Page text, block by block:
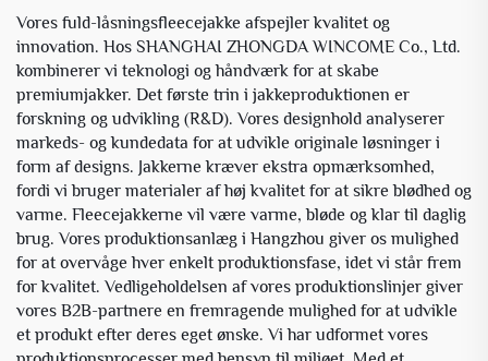
Vores fuld-låsningsfleecejakke afspejler kvalitet og
innovation. Hos SHANGHAI ZHONGDA WINCOME Co., Ltd.
kombinerer vi teknologi og håndværk for at skabe
premiumjakker. Det første trin i jakkeproduktionen er
forskning og udvikling (R&D). Vores designhold analyserer
markeds- og kundedata for at udvikle originale løsninger i
form af designs. Jakkerne kræver ekstra opmærksomhed,
fordi vi bruger materialer af høj kvalitet for at sikre blødhed og
varme. Fleecejakkerne vil være varme, bløde og klar til daglig
brug. Vores produktionsanlæg i Hangzhou giver os mulighed
for at overvåge hver enkelt produktionsfase, idet vi står frem
for kvalitet. Vedligeholdelsen af vores produktionslinjer giver
vores B2B-partnere en fremragende mulighed for at udvikle
et produkt efter deres eget ønske. Vi har udformet vores